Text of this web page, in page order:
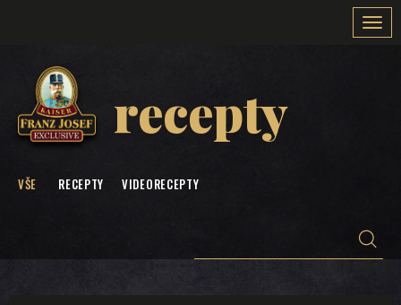
recepty
VŠE RECEPTY VIDEORECEPTY